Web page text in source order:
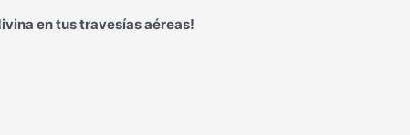
en tus travesías aéreas!